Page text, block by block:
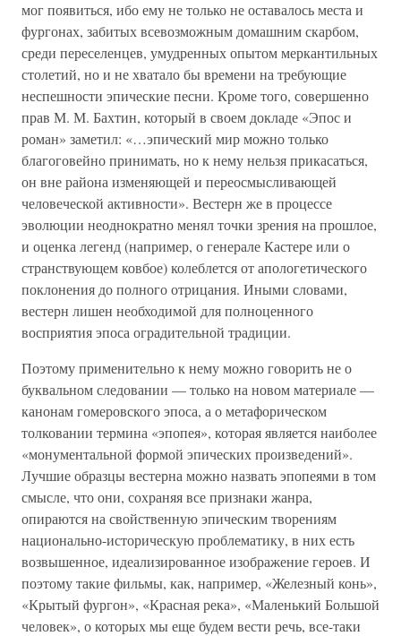
мог появиться, ибо ему не только не оставалось места и
фургонах, забитых всевозможным домашним скарбом,
среди переселенцев, умудренных опытом меркантильных
столетий, но и не хватало бы времени на требующие
неспешности эпические песни. Кроме того, совершенно
прав М. М. Бахтин, который в своем докладе «Эпос и
роман» заметил: «…эпический мир можно только
благоговейно принимать, но к нему нельзя прикасаться,
он вне района изменяющей и переосмысливающей
человеческой активности». Вестерн же в процессе
эволюции неоднократно менял точки зрения на прошлое,
и оценка легенд (например, о генерале Кастере или о
странствующем ковбое) колеблется от апологетического
поклонения до полного отрицания. Иными словами,
вестерн лишен необходимой для полноценного
восприятия эпоса оградительной традиции.
Поэтому применительно к нему можно говорить не о
буквальном следовании — только на новом материале —
канонам гомеровского эпоса, а о метафорическом
толковании термина «эпопея», которая является наиболее
«монументальной формой эпических произведений».
Лучшие образцы вестерна можно назвать эпопеями в том
смысле, что они, сохраняя все признаки жанра,
опираются на свойственную эпическим творениям
национально-историческую проблематику, в них есть
возвышенное, идеализированное изображение героев. И
поэтому такие фильмы, как, например, «Железный конь»,
«Крытый фургон», «Красная река», «Маленький Большой
человек», о которых мы еще будем вести речь, все-таки